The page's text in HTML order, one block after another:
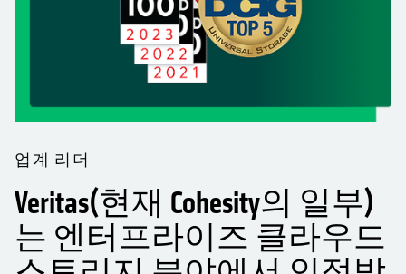
업계 리더
Veritas(현재 Cohesity의 일부)
는 엔터프라이즈 클라우드